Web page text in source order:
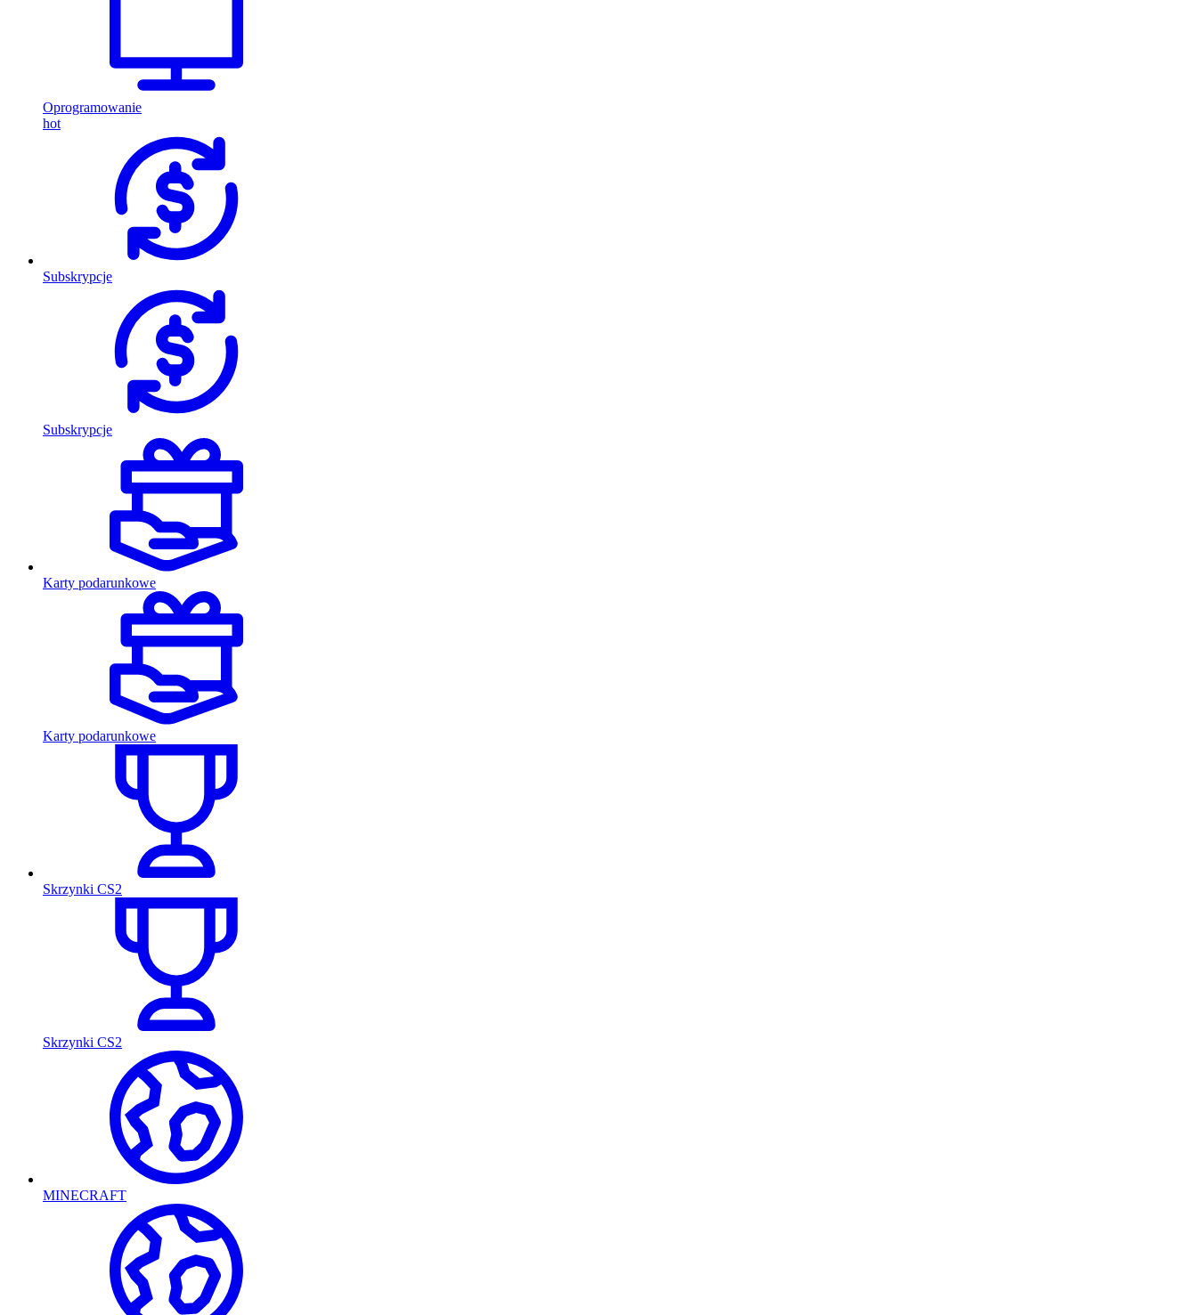
Oprogramowanie
hot
Subskrypcje
Subskrypcje
Karty podarunkowe
Karty podarunkowe
Skrzynki CS2
Skrzynki CS2
MINECRAFT